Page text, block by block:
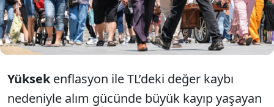
eklendi.
Yüksekenflasyon ile TL’deki değer kaybı
nedeniyle alım gücünde büyük kayıp yaşayan